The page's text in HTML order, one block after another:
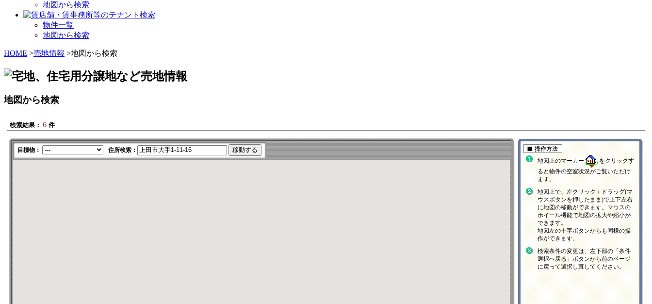
地図から検索
物件一覧
地図から検索
HOME >売地情報 >地図から検索
地図から検索
検索結果： 6 件
目標物： 住所検索：